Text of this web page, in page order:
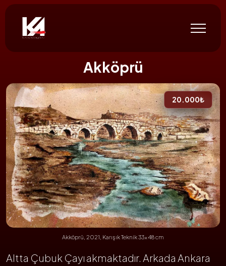
Akköprü
20.000₺
Akköprü, 2021, Karışık Teknik 33x48 cm
Altta Çubuk Çayı akmaktadır. Arkada Ankara